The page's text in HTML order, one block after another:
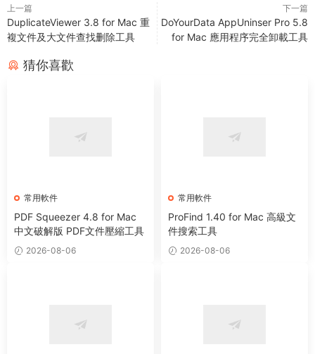
上一篇
DuplicateViewer 3.8 for Mac 重
複文件及大文件查找删除工具
下一篇
DoYourData AppUninser Pro 5.8
for Mac 應用程序完全卸載工具
猜你喜歡
常用軟件
PDF Squeezer 4.8 for Mac
中文破解版 PDF文件壓縮工具
2026-08-06
常用軟件
ProFind 1.40 for Mac 高級文
件搜索工具
2026-08-06